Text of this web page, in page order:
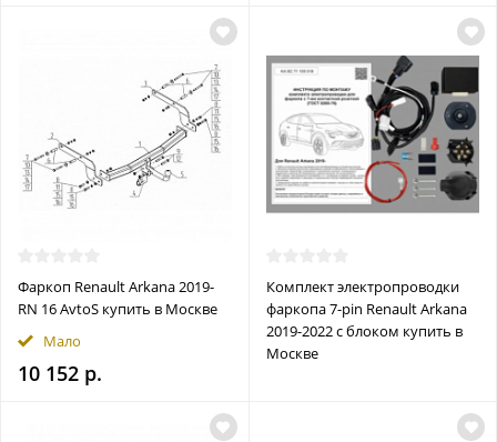
Фаркоп Renault Arkana 2019-
RN 16 AvtoS купить в Москве
Мало
10 152 р.
Комплект электропроводки
фаркопа 7-pin Renault Arkana
2019-2022 с блоком купить в
Москве